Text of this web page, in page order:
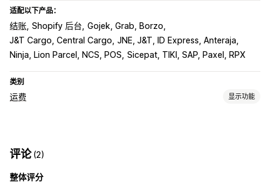
适配以下产品：
结账 Shopify 后台 Gojek, Grab, Borzo
J&T Cargo, Central Cargo JNE, J&T, ID Express, Anteraja
Ninja, Lion Parcel, NCS, POS Sicepat, TIKI, SAP, Paxel, RPX
类别
运费 显示功能
跟踪页面
评论(2)
整体评分